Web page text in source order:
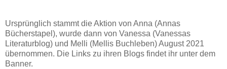
Ursprünglich stammt die Aktion von Anna (Annas
Bücherstapel), wurde dann von Vanessa (Vanessas
Literaturblog) und Melli (Mellis Buchleben) August 2021
übernommen. Die Links zu ihren Blogs findet ihr unter dem
Banner.